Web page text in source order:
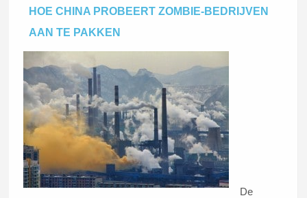
HOE CHINA PROBEERT ZOMBIE-BEDRIJVEN
AAN TE PAKKEN
De